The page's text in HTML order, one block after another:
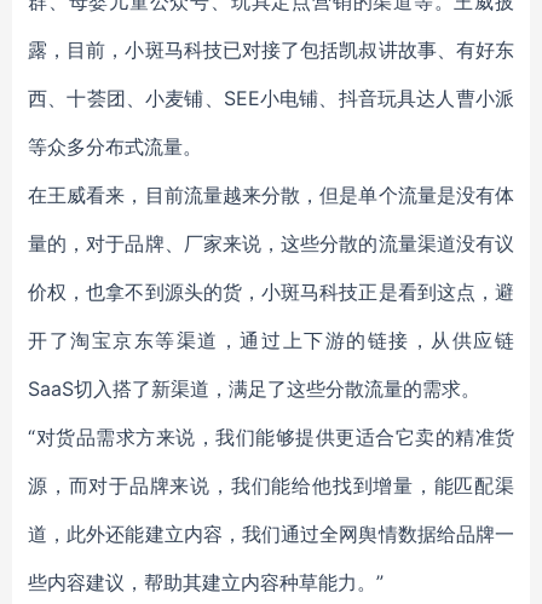
露，目前，小斑马科技已对接了包括凯叔讲故事、有好东
西、十荟团、小麦铺、SEE小电铺、抖音玩具达人曹小派
等众多分布式流量。
在王威看来，目前流量越来分散，但是单个流量是没有体
量的，对于品牌、厂家来说，这些分散的流量渠道没有议
价权，也拿不到源头的货，小斑马科技正是看到这点，避
开了淘宝京东等渠道，通过上下游的链接，从供应链
SaaS切入搭了新渠道，满足了这些分散流量的需求。
“对货品需求方来说，我们能够提供更适合它卖的精准货
源，而对于品牌来说，我们能给他找到增量，能匹配渠
道，此外还能建立内容，我们通过全网舆情数据给品牌一
些内容建议，帮助其建立内容种草能力。”